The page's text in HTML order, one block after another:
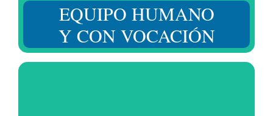
EQUIPO HUMANO
Y CON VOCACIÓN